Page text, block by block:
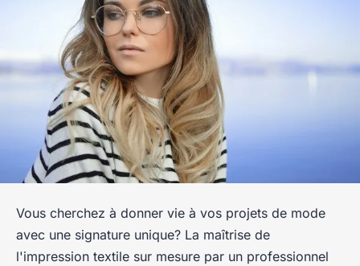
Vous cherchez à donner vie à vos projets de mode
avec une signature unique? La maîtrise de
l'impression textile sur mesure par un professionnel